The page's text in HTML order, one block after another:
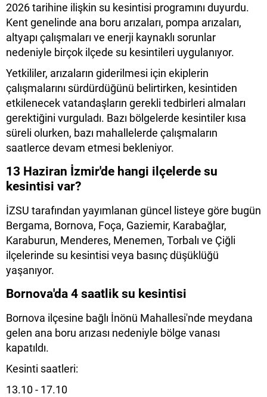
2026 tarihine ilişkin su kesintisi programını duyurdu.
Kent genelinde ana boru arızaları, pompa arızaları,
altyapı çalışmaları ve enerji kaynaklı sorunlar
nedeniyle birçok ilçede su kesintileri uygulanıyor.
Yetkililer, arızaların giderilmesi için ekiplerin
çalışmalarını sürdürdüğünü belirtirken, kesintiden
etkilenecek vatandaşların gerekli tedbirleri almaları
gerektiğini vurguladı. Bazı bölgelerde kesintiler kısa
süreli olurken, bazı mahallelerde çalışmaların
saatlerce devam etmesi bekleniyor.
13 Haziran İzmir'de hangi ilçelerde su
kesintisi var?
İZSU tarafından yayımlanan güncel listeye göre bugün
Bergama, Bornova, Foça, Gaziemir, Karabağlar,
Karaburun, Menderes, Menemen, Torbalı ve Çiğli
ilçelerinde su kesintisi veya basınç düşüklüğü
yaşanıyor.
Bornova'da 4 saatlik su kesintisi
Bornova ilçesine bağlı İnönü Mahallesi'nde meydana
gelen ana boru arızası nedeniyle bölge vanası
kapatıldı.
Kesinti saatleri:
13.10 - 17.10